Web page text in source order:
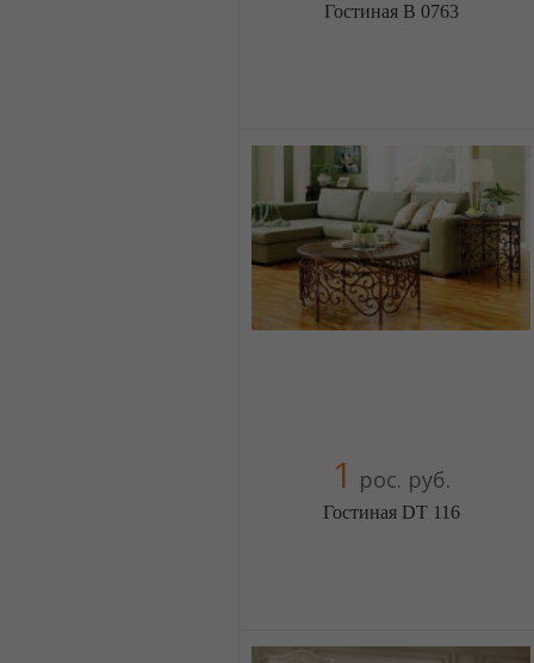
Гостиная B 0763
5 отзыв(а), 100% положительных
Компания верифицирована
+38(044) 2298919
+38(067) 4454541
1 рос. руб.
Гостиная DT 116
5 отзыв(а), 100% положительных